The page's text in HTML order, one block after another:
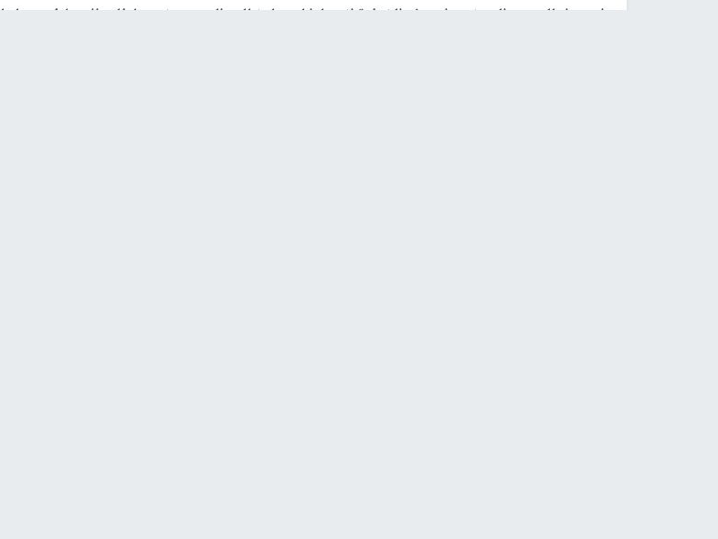
واعتبر اهالي حي الشيخ جراح هذه الخطوة انتصارا لهم ولنضالهم المستمر ضد سلطات الاحتلال وجماعات